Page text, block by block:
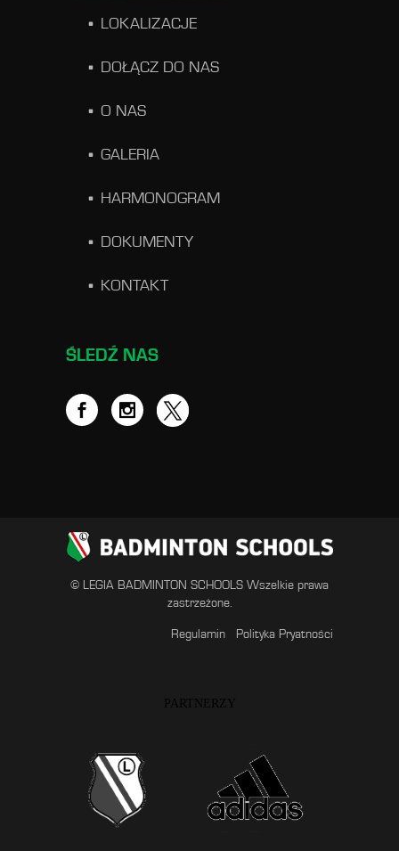
LOKALIZACJE
DOŁĄCZ DO NAS
O NAS
GALERIA
HARMONOGRAM
DOKUMENTY
KONTAKT
ŚLEDŹ NAS
© LEGIA BADMINTON SCHOOLS Wszelkie prawa
zastrzeżone.
Regulamin Polityka Pryatności
PARTNERZY